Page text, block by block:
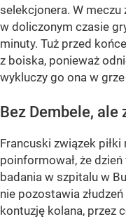
selekcjonera. W
w doliczonym czasie
minuty. Tuż przed
z boiska, ponieważ
wykluczy go ona w
Bez Dembele, ale
Francuski związek
poinformował, że
badania w szpitalu w
nie pozostawia
kontuzję kolana, przez